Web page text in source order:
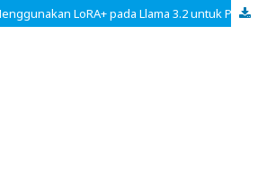
Transfer Learning Menggunakan LoRA+ pada Llama 3.2 untuk Percakapan Bahasa Indonesia